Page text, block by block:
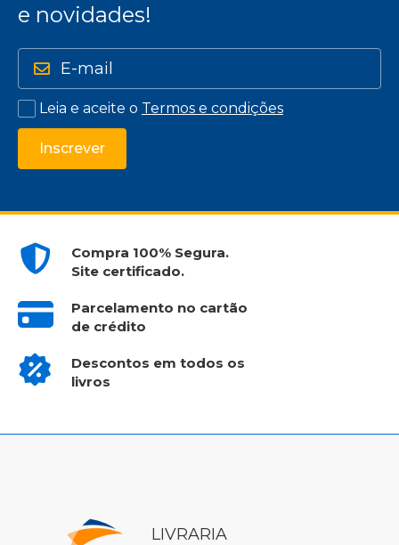
e novidades!
Leia e aceite o Termos e condições
Inscrever
Compra 100% Segura.
Site certificado.
Parcelamento no cartão
de crédito
Descontos em todos os
livros
LIVRARIA